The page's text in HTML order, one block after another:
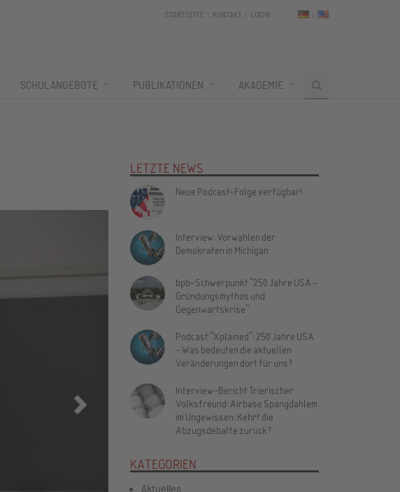
STARTSEITE KONTAKT LOGIN
SCHULANGEBOTE PUBLIKATIONEN AKADEMIE
Vor
LETZTE NEWS
Neue Podcast-Folge verfügbar!
Interview: Vorwahlen der
Demokraten in Michigan
bpb-Schwerpunkt "250 Jahre USA –
Gründungsmythos und
Gegenwartskrise"
Podcast "Xplained": 250 Jahre USA
– Was bedeuten die aktuellen
Veränderungen dort für uns?
Interview-Bericht Trierischer
Volksfreund: Airbase Spangdahlem
im Ungewissen: Kehrt die
Abzugsdebatte zurück?
KATEGORIEN
Aktuelles